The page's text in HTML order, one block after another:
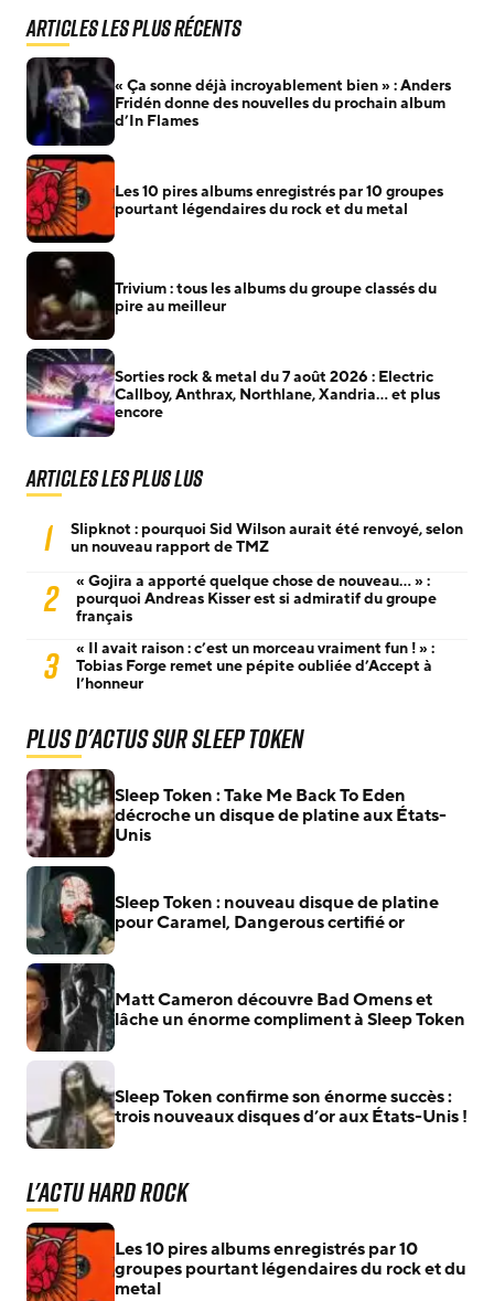
Articles les plus récents
« Ça sonne déjà incroyablement bien » : Anders
Fridén donne des nouvelles du prochain album
d’In Flames
Les 10 pires albums enregistrés par 10 groupes
pourtant légendaires du rock et du metal
Trivium : tous les albums du groupe classés du
pire au meilleur
Sorties rock & metal du 7 août 2026 : Electric
Callboy, Anthrax, Northlane, Xandria… et plus
encore
Articles les plus lus
1
Slipknot : pourquoi Sid Wilson aurait été renvoyé, selon
un nouveau rapport de TMZ
2
« Gojira a apporté quelque chose de nouveau… » :
pourquoi Andreas Kisser est si admiratif du groupe
français
3
« Il avait raison : c’est un morceau vraiment fun ! » :
Tobias Forge remet une pépite oubliée d’Accept à
l’honneur
Plus d'actus sur Sleep Token
Sleep Token : Take Me Back To Eden
décroche un disque de platine aux États-
Unis
Sleep Token : nouveau disque de platine
pour Caramel, Dangerous certifié or
Matt Cameron découvre Bad Omens et
lâche un énorme compliment à Sleep Token
Sleep Token confirme son énorme succès :
trois nouveaux disques d’or aux États-Unis !
L'actu Hard Rock
Les 10 pires albums enregistrés par 10
groupes pourtant légendaires du rock et du
metal